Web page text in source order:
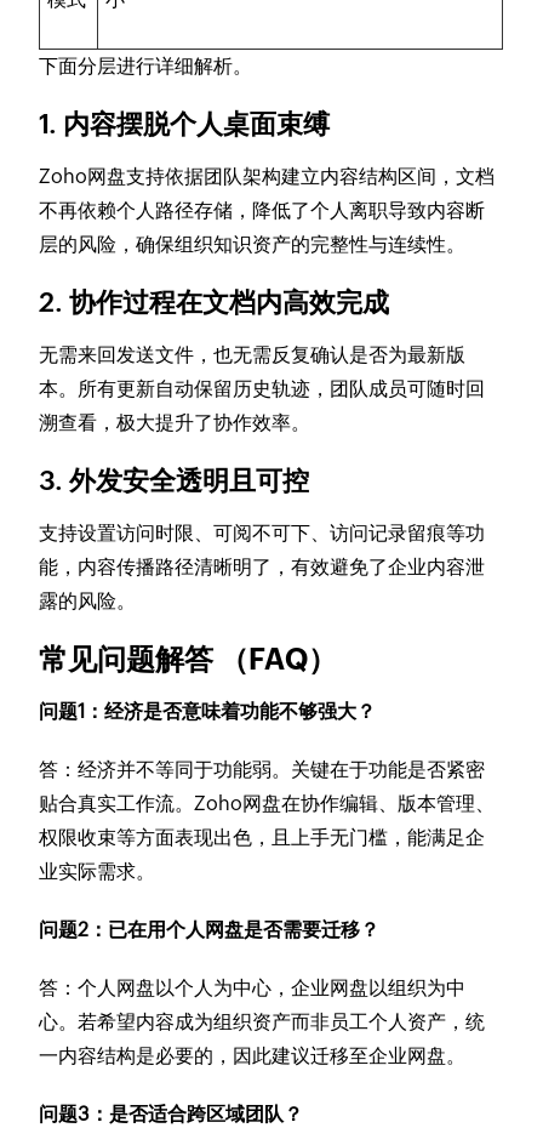
下面分层进行详细解析。
1. 内容摆脱个人桌面束缚
Zoho网盘支持依据团队架构建立内容结构区间，文档
不再依赖个人路径存储，降低了个人离职导致内容断
层的风险，确保组织知识资产的完整性与连续性。
2. 协作过程在文档内高效完成
无需来回发送文件，也无需反复确认是否为最新版
本。所有更新自动保留历史轨迹，团队成员可随时回
溯查看，极大提升了协作效率。
3. 外发安全透明且可控
支持设置访问时限、可阅不可下、访问记录留痕等功
能，内容传播路径清晰明了，有效避免了企业内容泄
露的风险。
常见问题解答 （FAQ）
问题1：经济是否意味着功能不够强大？
答：经济并不等同于功能弱。关键在于功能是否紧密
贴合真实工作流。Zoho网盘在协作编辑、版本管理、
权限收束等方面表现出色，且上手无门槛，能满足企
业实际需求。
问题2：已在用个人网盘是否需要迁移？
答：个人网盘以个人为中心，企业网盘以组织为中
心。若希望内容成为组织资产而非员工个人资产，统
一内容结构是必要的，因此建议迁移至企业网盘。
问题3：是否适合跨区域团队？